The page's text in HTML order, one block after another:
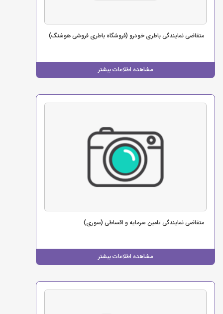
مشاهده اطلاعات بیشتر
متقاضی نمایندگی باطری خودرو (فروشگاه باطری فروشی هوشنگ)
مشاهده اطلاعات بیشتر
متقاضی نمایندگی تامین سرمایه و اقساطی (سوری)